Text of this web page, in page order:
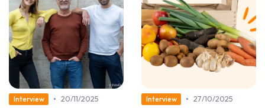
Interview • 20/11/2025
Interview • 27/10/2025